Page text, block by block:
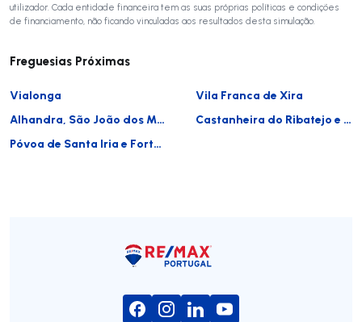
utilizador. Cada entidade financeira tem as suas próprias políticas e condições
de financiamento, não ficando vinculadas aos resultados desta simulação.
Freguesias Próximas
Vialonga
Vila Franca de Xira
Alhandra, São João dos Montes e Calhandriz
Castanheira do Ribatejo e Cachoeiras
Póvoa de Santa Iria e Forte da Casa